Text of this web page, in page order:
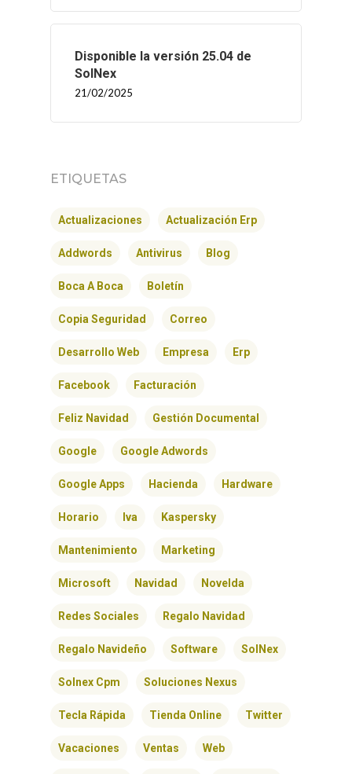
Disponible la versión 25.04 de
SolNex
21/02/2025
ETIQUETAS
Actualizaciones Actualización Erp
Addwords Antivirus Blog
Boca A Boca Boletín
Copia Seguridad Correo
Desarrollo Web Empresa Erp
Facebook Facturación
Feliz Navidad Gestión Documental
Google Google Adwords
Google Apps Hacienda Hardware
Horario Iva Kaspersky
Mantenimiento Marketing
Microsoft Navidad Novelda
Redes Sociales Regalo Navidad
Regalo Navideño Software SolNex
Solnex Cpm Soluciones Nexus
Tecla Rápida Tienda Online Twitter
Vacaciones Ventas Web